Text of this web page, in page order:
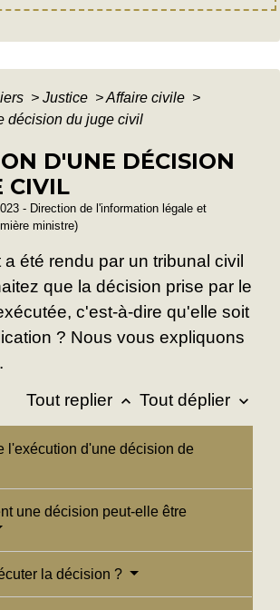
> Justice >Affaire civile >
décision du juge civil
D'UNE DÉCISION
CIVIL
- Direction de l'information légale et
ministre)
été rendu par un tribunal civil
que la décision prise par le
c'est-à-dire qu'elle soit
? Nous vous expliquons
Tout replier keyboard_arrow_up Tout déplier keyboard_arrow_down
l'exécution d'une décision de
une décision peut-elle être
la décision ?